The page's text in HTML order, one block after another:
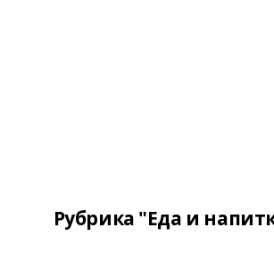
Рубрика "Еда и